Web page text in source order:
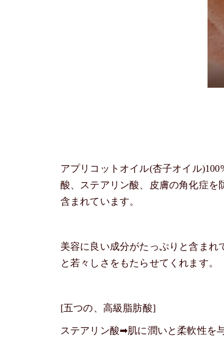
アプリコットオイル(杏子オイル
酸、ステアリン酸、皮膚の角化症を
含まれています。
美容に良い成分がたっぷりと含まれ
と若々しさをもたらせてくれます。
[五つの、高級脂肪酸]
ステアリン酸➡肌に潤いと柔軟性を